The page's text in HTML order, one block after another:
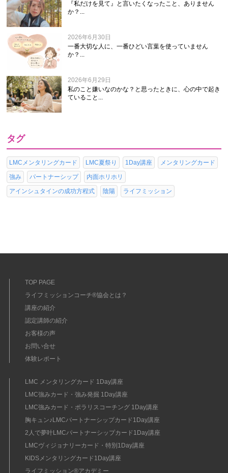
『私だけを見て』と言いたくなったこと、ありません
か？...
2026年6月30日
一番大切な人に、一番ひどい言葉を使っていません
か？...
2026年6月29日
私のこと嫌いなのかな？と思ったときに、心の中で起き
ていること...
タグ
LMCメンタリングカード LMC夏祭り 1Day講座
メンタリングカード
強み
パートナーシップ
内面ホリホリ
アインシュタインの成功方程式
陰陽 ライフミッション
TOP PAGE
ライフミッションコーチ®協会とは？
講座の紹介
認定講師の紹介
お客様の声
お問い合せ
体験レポート
LMC メンタリングカード 1Day講座
LMC強みカード・強み発掘 1Day講座
LMC強みカード・ポラリスコーチング 1Day講座
胸キュン♪LMCパートナーシップカード1Day講座
2人で夢叶LMCパートナーシップカード1Day講座
LMCヴィジョナリーカード・特別1Day講座
KIDSメンタリングカード1Day講座
ライフミッション®︎アカデミー